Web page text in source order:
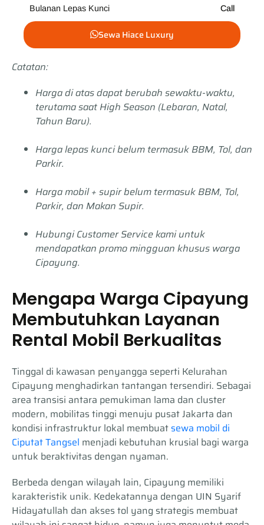
Bulanan Lepas Kunci Call
Sewa Hiace Luxury
Catatan:
Harga di atas dapat berubah sewaktu-waktu,
terutama saat High Season (Lebaran, Natal,
Tahun Baru).
Harga lepas kunci belum termasuk BBM, Tol, dan
Parkir.
Harga mobil + supir belum termasuk BBM, Tol,
Parkir, dan Makan Supir.
Hubungi Customer Service kami untuk
mendapatkan promo mingguan khusus warga
Cipayung.
Mengapa Warga Cipayung
Membutuhkan Layanan
Rental Mobil Berkualitas
Tinggal di kawasan penyangga seperti Kelurahan
Cipayung menghadirkan tantangan tersendiri. Sebagai
area transisi antara pemukiman lama dan cluster
modern, mobilitas tinggi menuju pusat Jakarta dan
kondisi infrastruktur lokal membuat sewa mobil di
Ciputat Tangsel menjadi kebutuhan krusial bagi warga
untuk beraktivitas dengan nyaman.
Berbeda dengan wilayah lain, Cipayung memiliki
karakteristik unik. Kedekatannya dengan UIN Syarif
Hidayatullah dan akses tol yang strategis membuat